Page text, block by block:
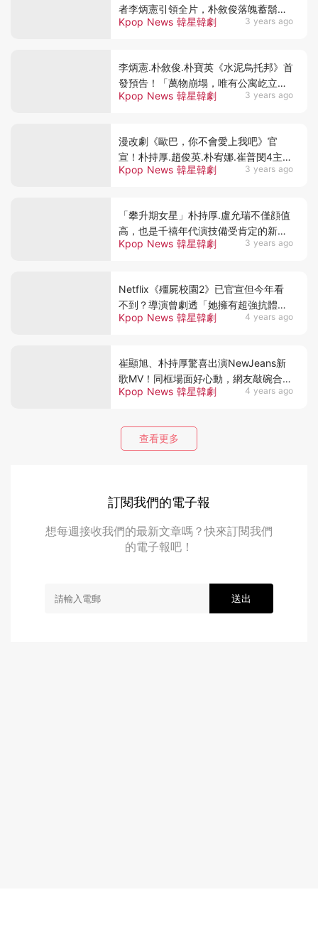
Kpop News 韓星韓劇 3 years ago
者李炳憲引領全片，朴敘俊落魄蓄鬍形
象大變身
Kpop News 韓星韓劇 3 years ago
李炳憲.朴敘俊.朴寶英《水泥烏托邦》首
發預告！「萬物崩塌，唯有公寓屹立不
倒」確定8月上映
Kpop News 韓星韓劇 3 years ago
漫改劇《歐巴，你不會愛上我吧》官
宣！朴持厚.趙俊英.朴宥娜.崔普閔4主演
選角確定
Kpop News 韓星韓劇 3 years ago
「攀升期女星」朴持厚.盧允瑞不僅顔值
高，也是千禧年代演技備受肯定的新晉
演員！
Kpop News 韓星韓劇 4 years ago
Netflix《殭屍校園2》已官宣但今年看
不到？導演曾劇透「她擁有超強抗體」
網狂推班長CP上位
Kpop News 韓星韓劇 4 years ago
崔顯旭、朴持厚驚喜出演NewJeans新
歌MV！同框場面好心動，網友敲碗合作
校園劇
查看更多
訂閱我們的電子報
想每週接收我們的最新文章嗎？快來訂閱我們
的電子報吧！
送出